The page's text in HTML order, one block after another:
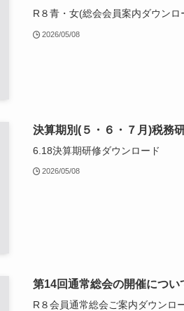
R８青・女(総会会員案内ダウンロ
2026/05/08
決算期別(５・６・７月)税務
6.18決算期研修ダウンロード
2026/05/08
第14回通常総会の開催につい
R８会員通常総会ご案内ダウンロ